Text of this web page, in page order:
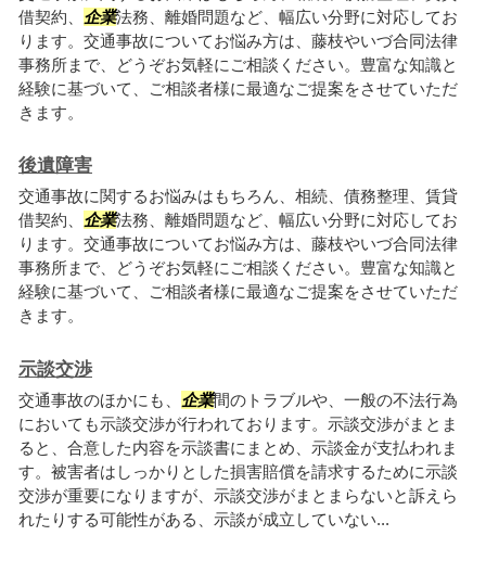
借契約、 企業法務、離婚問題など、幅広い分野に対応してお
ります。交通事故についてお悩み方は、藤枝やいづ合同法律
事務所まで、どうぞお気軽にご相談ください。豊富な知識と
経験に基づいて、ご相談者様に最適なご提案をさせていただ
きます。
後遺障害
交通事故に関するお悩みはもちろん、相続、債務整理、賃貸
借契約、 企業法務、離婚問題など、幅広い分野に対応してお
ります。交通事故についてお悩み方は、藤枝やいづ合同法律
事務所まで、どうぞお気軽にご相談ください。豊富な知識と
経験に基づいて、ご相談者様に最適なご提案をさせていただ
きます。
示談交渉
交通事故のほかにも、 企業間のトラブルや、一般の不法行為
においても示談交渉が行われております。示談交渉がまとま
ると、合意した内容を示談書にまとめ、示談金が支払われま
す。被害者はしっかりとした損害賠償を請求するために示談
交渉が重要になりますが、示談交渉がまとまらないと訴えら
れたりする可能性がある、示談が成立していない...